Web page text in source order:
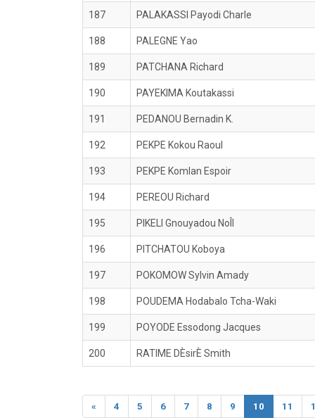
187 PALAKASSI Payodi Charle
188 PALEGNE Yao
189 PATCHANA Richard
190 PAYEKIMA Koutakassi
191 PEDANOU Bernadin K.
192 PEKPE Kokou Raoul
193 PEKPE Komlan Espoir
194 PEREOU Richard
195 PIKELI Gnouyadou NoÎl
196 PITCHATOU Koboya
197 POKOMOW Sylvin Amady
198 POUDEMA Hodabalo Tcha-Waki
199 POYODE Essodong Jacques
200 RATIME DÈsirÈ Smith
« 4 5 6 7 8 9 10 11